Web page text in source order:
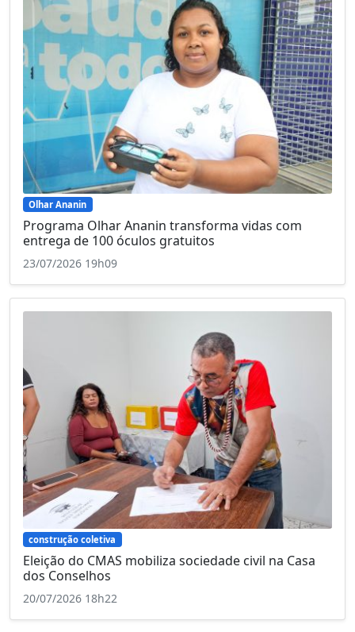
Olhar Ananin
Programa Olhar Ananin transforma vidas com
entrega de 100 óculos gratuitos
23/07/2026 19h09
construção coletiva
Eleição do CMAS mobiliza sociedade civil na Casa
dos Conselhos
20/07/2026 18h22